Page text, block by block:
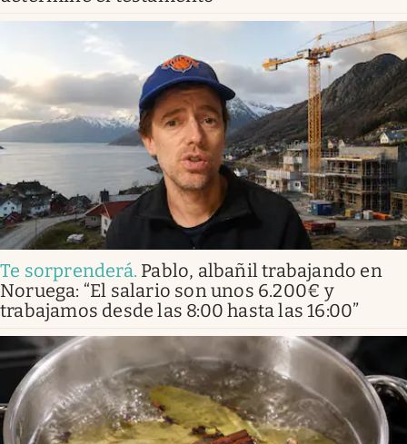
Te sorprenderá. Pablo, albañil trabajando en
Noruega: “El salario son unos 6.200€ y
trabajamos desde las 8:00 hasta las 16:00”